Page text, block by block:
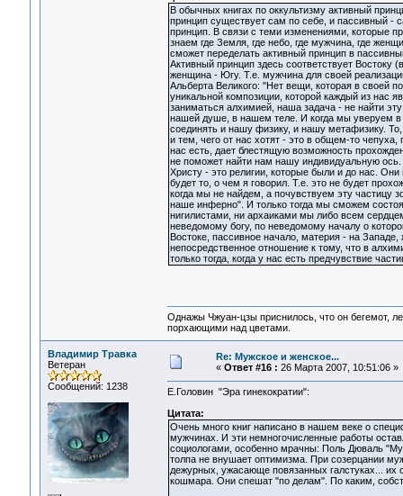
В обычных книгах по оккультизму активный
принцип существует сам по себе, и пассивный -
принцип. В связи с теми изменениями, которые
знаем где Земля, где небо, где мужчина, где
сможет переделать активный принцип в
Активный принцип здесь соответствует
женщина - Югу. Т.е. мужчина для своей
Альберта Великого: "Нет вещи, которая в своей
уникальной композиции, которой каждый из нас
заниматься алхимией, наша задача - не найти
нашей душе, в нашем теле. И когда мы уверуем в
соединять и нашу физику, и нашу метафизику.
и тем, чего от нас хотят - это в общем-то
нас есть, дает блестящую возможность
не поможет найти нам нашу индивидуальную
Христу - это религии, которые были и до нас.
будет то, о чем я говорил. Т.е. это не будет
когда мы не найдем, а почувствуем эту частицу
наше инферно". И только тогда мы сможем
нигилистами, ни архаиками мы либо всем
неведомому богу, по неведомому началу о
Востоке, пассивное начало, материя - на
непосредственное отношение к тому, что в
только тогда, когда у нас есть предчувствие
Однажы Чжуан-цзы приснилось, что он бегемот,
порхающими над цветами.
Владимир Травка
Ветеран
Сообщений: 1238
Re: Мужское и женское...
« Ответ #16 : 26 Марта 2007, 10:51:06 »
Е.Головин "Эра гинекократии":
Цитата:
Очень много книг написано в нашем веке о
мужчинах. И эти немногочисленные работы
социологами, особенно мрачны: Поль Дюваль
толпа не внушает оптимизма. При созерцании
дежурных, ужасающе повязанных галстуках... их
кошмара. Они спешат "по делам". По каким,